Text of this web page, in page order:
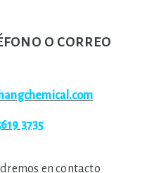
o correo
3735
en contacto